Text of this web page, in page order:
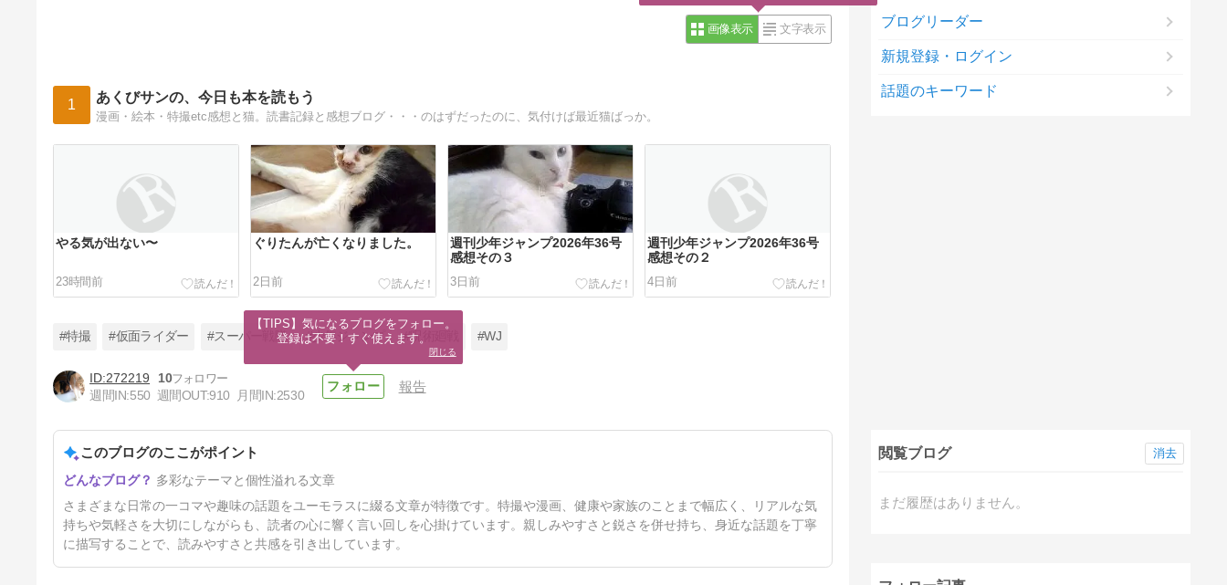
画像表示 文字表示
1 あくびサンの、今日も本を読もう
漫画・絵本・特撮etc感想と猫。読書記録と感想ブログ・・・のはずだったのに、気付けば最近猫ばっか。
やる気が出ない〜
23時間前
ぐりたんが亡くなりました。
2日前
週刊少年ジャンプ2026年36号
感想その３
3日前
週刊少年ジャンプ2026年36号
感想その２
4日前
感想その１
5日前
#特撮 #仮面ライダー #スーパー戦隊 #少年ジャンプ #呪術廻戦 #WJ
272219
10
週間IN:550 週間OUT:910 月間IN:2530
報告
このブログのここがポイント
多彩なテーマと個性溢れる文章
さまざまな日常の一コマや趣味の話題をユーモラスに綴る文章が特徴です。特撮や漫画、健康や家族のことまで幅広く、リアルな気
持ちや気軽さを大切にしながらも、読者の心に響く言い回しを心掛けています。親しみやすさと鋭さを併せ持ち、身近な話題を丁寧
に描写することで、読みやすさと共感を引き出しています。
ブログリーダー
新規登録・ログイン
話題のキーワード
閲覧ブログ
まだ履歴はありません。
消去
【TIPS】気になるブログをフォロー。
登録は不要！すぐ使えます。
閉じる